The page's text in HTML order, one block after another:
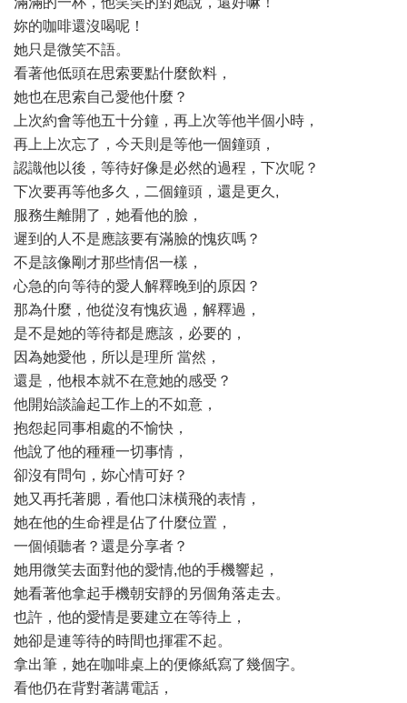
妳的咖啡還沒喝呢！
她只是微笑不語。
看著他低頭在思索要點什麼飲料，
她也在思索自己愛他什麼？
上次約會等他五十分鐘，再上次等他半個小時，
再上上次忘了，今天則是等他一個鐘頭，
認識他以後，等待好像是必然的過程，下次呢？
下次要再等他多久，二個鐘頭，還是更久,
服務生離開了，她看他的臉，
遲到的人不是應該要有滿臉的愧疚嗎？
不是該像剛才那些情侶一樣，
心急的向等待的愛人解釋晚到的原因？
那為什麼，他從沒有愧疚過，解釋過，
是不是她的等待都是應該，必要的，
因為她愛他，所以是理所 當然，
還是，他根本就不在意她的感受？
他開始談論起工作上的不如意，
抱怨起同事相處的不愉快，
他說了他的種種一切事情，
卻沒有問句，妳心情可好？
她又再托著腮，看他口沫橫飛的表情，
她在他的生命裡是佔了什麼位置，
一個傾聽者？還是分享者？
她用微笑去面對他的愛情,他的手機響起，
她看著他拿起手機朝安靜的另個角落走去。
也許，他的愛情是要建立在等待上，
她卻是連等待的時間也揮霍不起。
拿出筆，她在咖啡桌上的便條紙寫了幾個字。
看他仍在背對著講電話，